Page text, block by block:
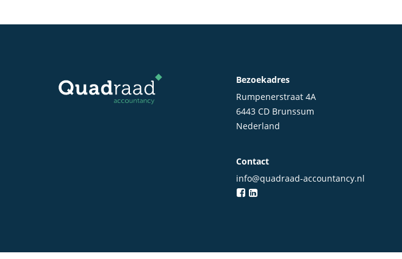
Bezoekadres
Rumpenerstraat 4A
6443 CD Brunssum
Nederland
Contact
info@quadraad-accountancy.nl